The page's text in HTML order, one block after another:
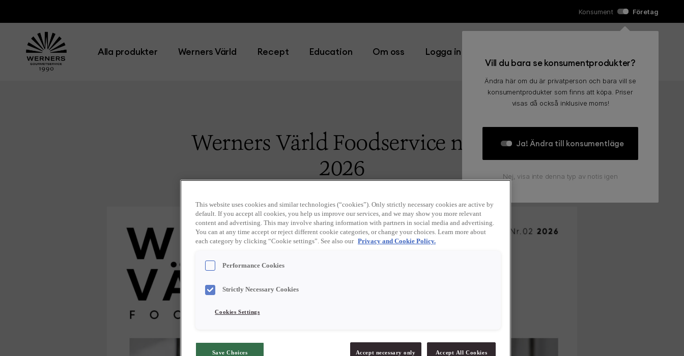
Konsument Företag
Vill du bara se konsumentprodukter?
Ändra här om du är privatperson och bara vill se
konsumentprodukter som finns att köpa. Priser
visas då också inklusive moms!
Ja! Ändra till konsumentläge
Nej, visa inte denna typ av notis igen
Alla produkter Werners Värld Recept Education Om oss Logga in
Werners Värld Foodservice nr 2,
2026
This website uses cookies and similar technologies (“cookies”). Only strictly necessary cookies are active by
default. If you accept all cookies, you help us improve our services, and we may show you more relevant
content and advertising. This may involve sharing information with partners in social media and advertising.
You can at any time accept or reject different cookie categories, or change your choices. Learn more about
each category by clicking “Cookie settings”. See also our Privacy and Cookie Policy.
Performance Cookies
Strictly Necessary Cookies
Cookies Settings
Save Choices Accept necessary only Accept All Cookies